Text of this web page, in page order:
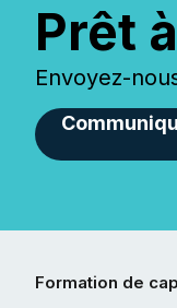
Prêt
Envoyez-
Formation de